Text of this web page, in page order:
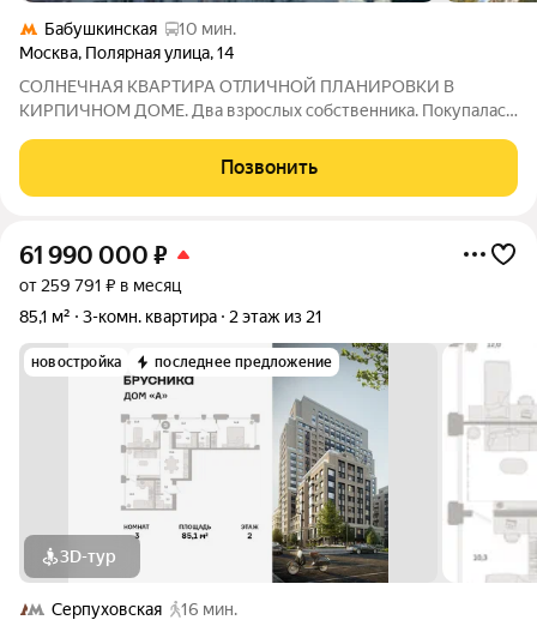
Бабушкинская
10 мин.
Москва, Полярная улица,14
СОЛНЕЧНАЯ КВАРТИРА ОТЛИЧНОЙ ПЛАНИРОВКИ В
КИРПИЧНОМ ДОМЕ. Два взрослых собственника. Покупалась
выросли и сейчас ей косметика не помешает. Дом очень
теплый с толстыми стенами и хорошей
Позвонить
61 990 000 ₽
от 259 791 ₽ в месяц
85,1 м²
3-комн. квартира 2 этаж из 21
новостройка последнее предложение
3D-тур
Серпуховская
16 мин.